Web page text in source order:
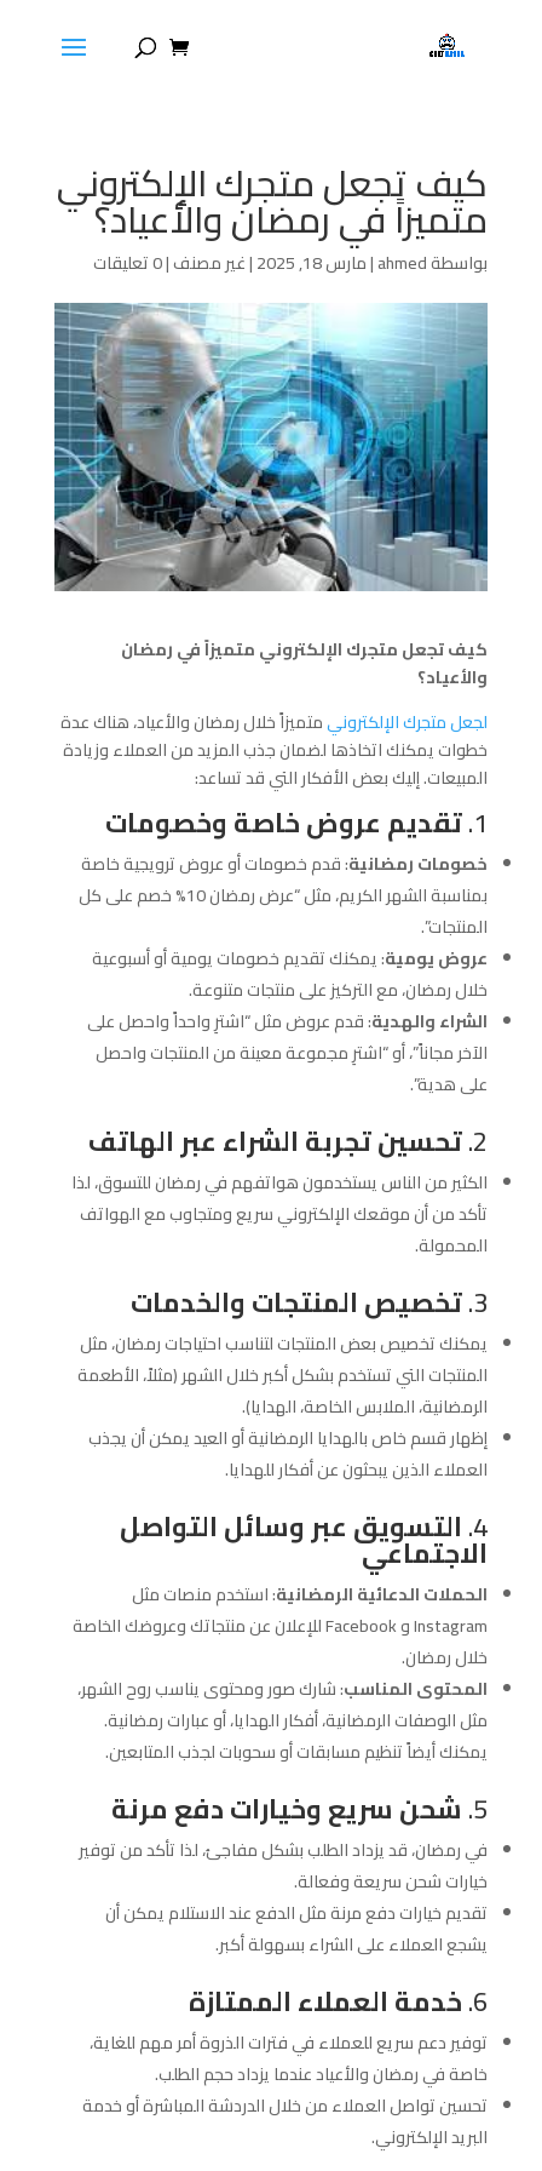
كيف تجعل متجرك الإلكتروني
متميزاً في رمضان والأعياد؟
بواسطةahmed
|مارس 18, 2025 |غير مصنف|0 تعليقات
كيف تجعل متجرك الإلكتروني متميزاً في رمضان
والأعياد؟
لجعل متجرك الإلكترونيمتميزاً خلال رمضان والأعياد، هناك عدة
خطوات يمكنك اتخاذها لضمان جذب المزيد من العملاء وزيادة
المبيعات. إليك بعض الأفكار التي قد تساعد:
1. تقديم عروض خاصة وخصومات
خصومات رمضانية: قدم خصومات أو عروض ترويجية خاصة
بمناسبة الشهر الكريم، مثل “عرض رمضان 10% خصم على كل
المنتجات”.
عروض يومية: يمكنك تقديم خصومات يومية أو أسبوعية
خلال رمضان، مع التركيز على منتجات متنوعة.
الشراء والهدية: قدم عروض مثل “اشترِ واحداً واحصل على
الآخر مجاناً”، أو “اشترِ مجموعة معينة من المنتجات واحصل
على هدية”.
2. تحسين تجربة الشراء عبر الهاتف
الكثير من الناس يستخدمون هواتفهم في رمضان للتسوق، لذا
تأكد من أن موقعك الإلكتروني سريع ومتجاوب مع الهواتف
المحمولة.
3. تخصيص المنتجات والخدمات
يمكنك تخصيص بعض المنتجات لتناسب احتياجات رمضان، مثل
المنتجات التي تستخدم بشكل أكبر خلال الشهر (مثلاً، الأطعمة
الرمضانية، الملابس الخاصة، الهدايا).
إظهار قسم خاص بالهدايا الرمضانية أو العيد يمكن أن يجذب
العملاء الذين يبحثون عن أفكار للهدايا.
4. التسويق عبر وسائل التواصل
الاجتماعي
الحملات الدعائية الرمضانية: استخدم منصات مثل
Instagram و Facebook للإعلان عن منتجاتك وعروضك الخاصة
خلال رمضان.
المحتوى المناسب: شارك صور ومحتوى يناسب روح الشهر،
مثل الوصفات الرمضانية، أفكار الهدايا، أو عبارات رمضانية.
يمكنك أيضاً تنظيم مسابقات أو سحوبات لجذب المتابعين.
5. شحن سريع وخيارات دفع مرنة
في رمضان، قد يزداد الطلب بشكل مفاجئ، لذا تأكد من توفير
خيارات شحن سريعة وفعالة.
تقديم خيارات دفع مرنة مثل الدفع عند الاستلام يمكن أن
يشجع العملاء على الشراء بسهولة أكبر.
6. خدمة العملاء الممتازة
توفير دعم سريع للعملاء في فترات الذروة أمر مهم للغاية،
خاصة في رمضان والأعياد عندما يزداد حجم الطلب.
تحسين تواصل العملاء من خلال الدردشة المباشرة أو خدمة
البريد الإلكتروني.